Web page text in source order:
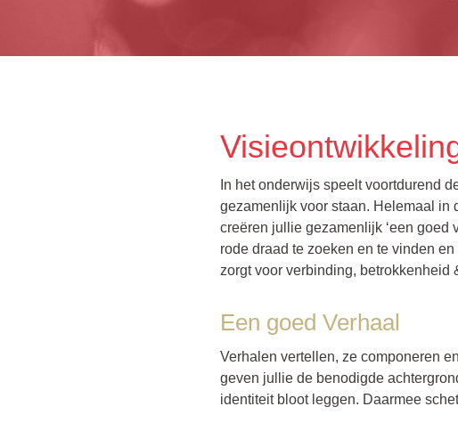
In het onderwijs speelt voortdurend
gezamenlijk voor staan. Helemaal in
creëren jullie gezamenlijk ‘een goed
rode draad te zoeken en te vinden
zorgt voor verbinding, betrokkenheid
Een goed Verhaal
Verhalen vertellen, ze componeren
geven jullie de benodigde
identiteit bloot leggen. Daarmee